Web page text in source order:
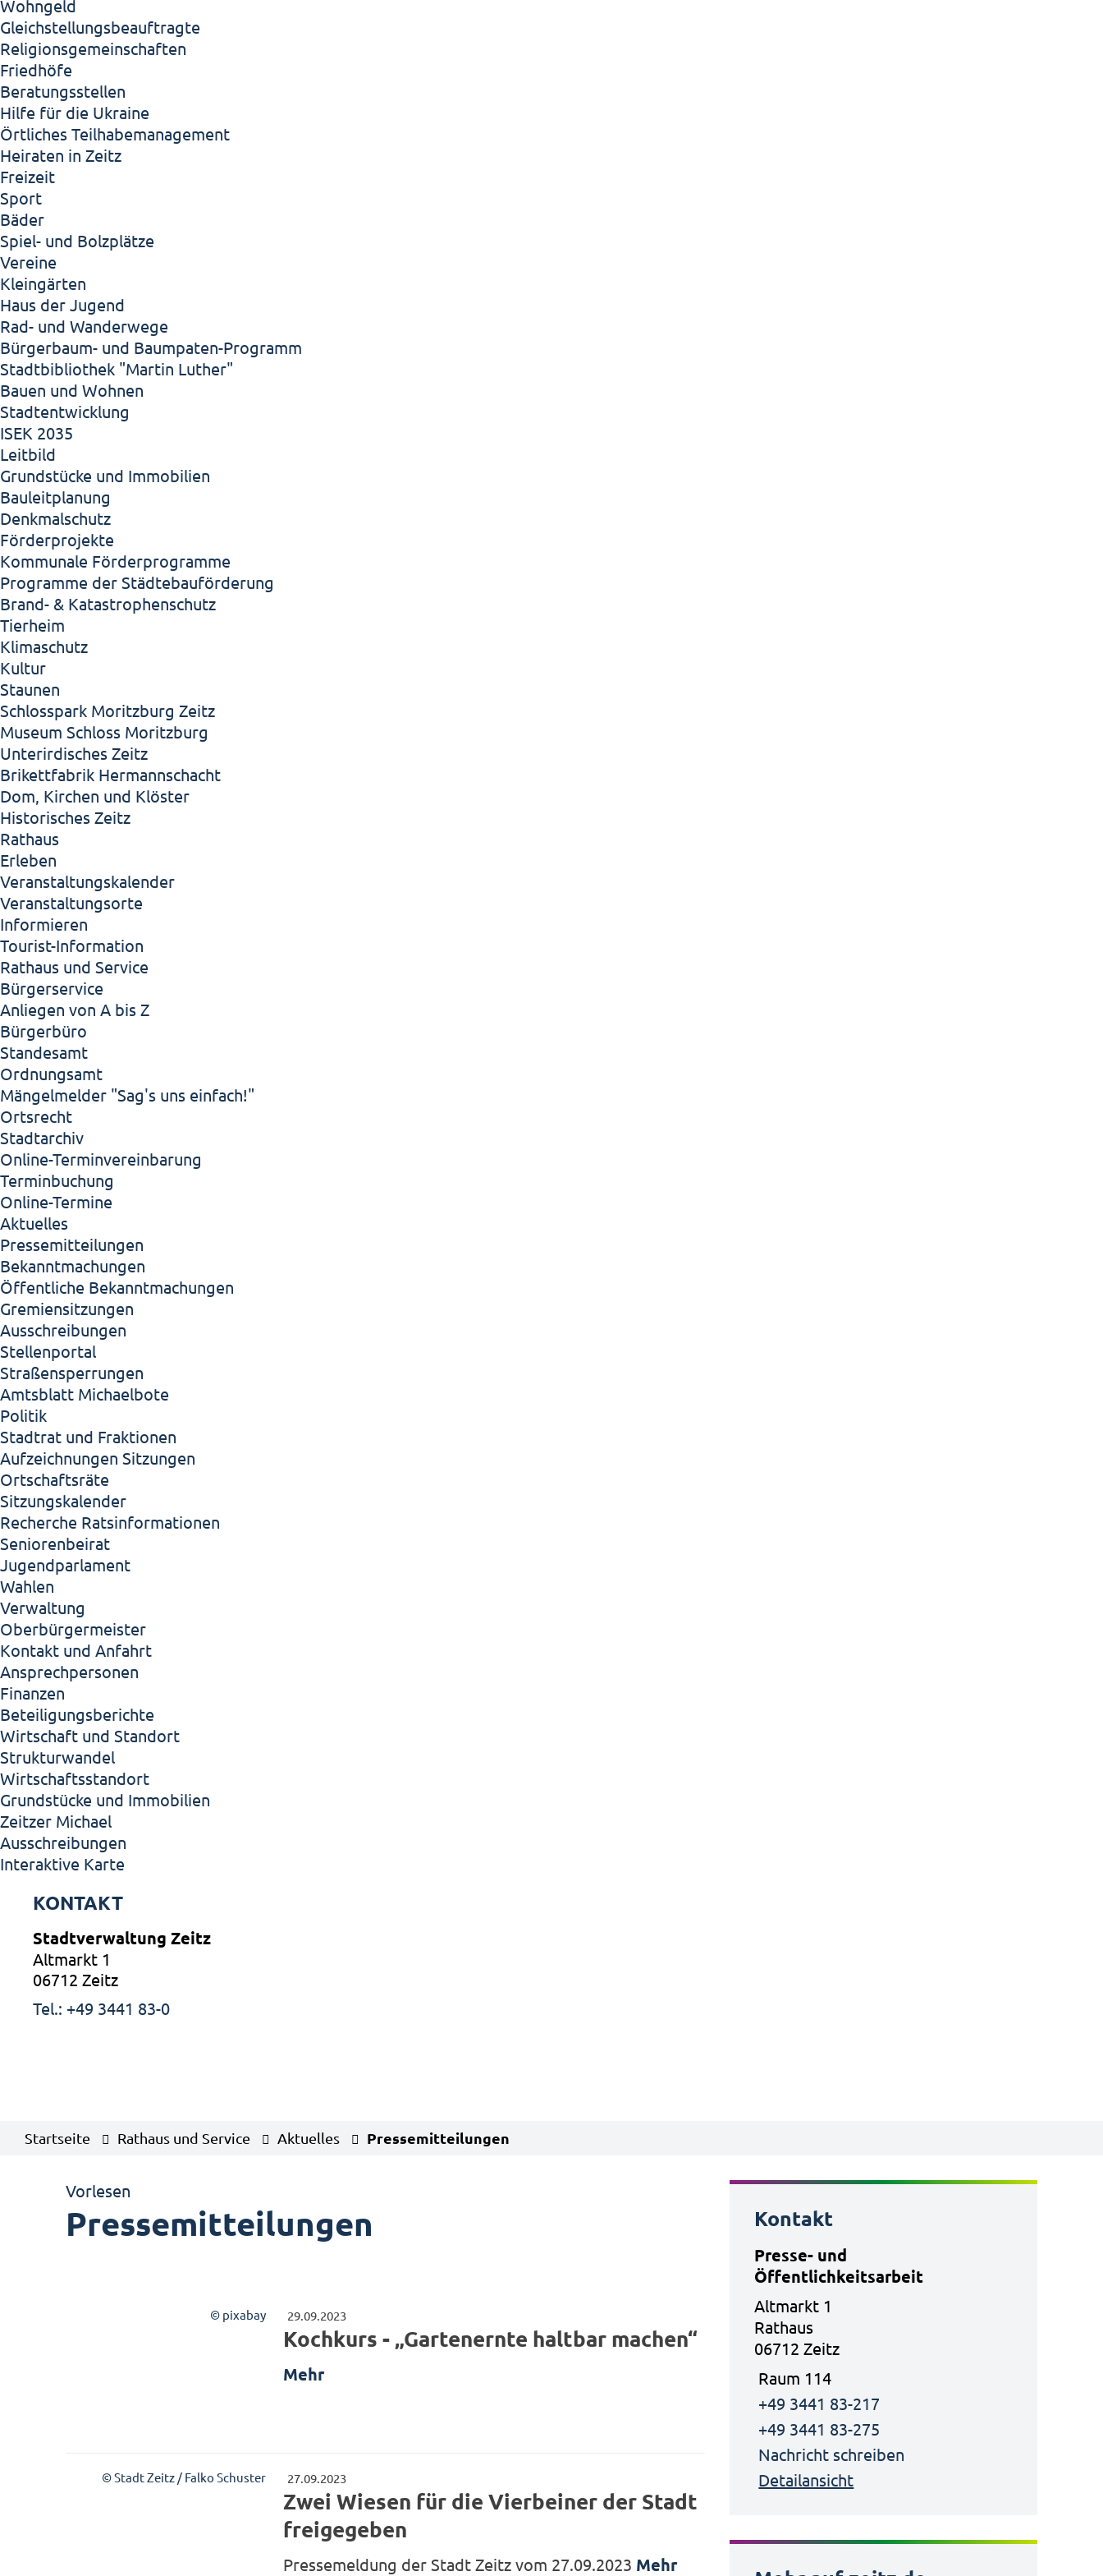
Wohngeld
Gleichstellungsbeauftragte
Religionsgemeinschaften
Friedhöfe
Beratungsstellen
Hilfe für die Ukraine
Örtliches Teilhabemanagement
Heiraten in Zeitz
Freizeit
Sport
Bäder
Spiel- und Bolzplätze
Vereine
Kleingärten
Haus der Jugend
Rad- und Wanderwege
Bürgerbaum- und Baumpaten-Programm
Stadtbibliothek "Martin Luther"
Bauen und Wohnen
Stadtentwicklung
ISEK 2035
Leitbild
Grundstücke und Immobilien
Bauleitplanung
Denkmalschutz
Förderprojekte
Kommunale Förderprogramme
Programme der Städtebauförderung
Brand- & Katastrophenschutz
Tierheim
Klimaschutz
Kultur
Staunen
Schlosspark Moritzburg Zeitz
Museum Schloss Moritzburg
Unterirdisches Zeitz
Brikettfabrik Hermannschacht
Dom, Kirchen und Klöster
Historisches Zeitz
Rathaus
Erleben
Veranstaltungskalender
Veranstaltungsorte
Informieren
Tourist-Information
Rathaus und Service
Bürgerservice
Anliegen von A bis Z
Bürgerbüro
Standesamt
Ordnungsamt
Mängelmelder "Sag's uns einfach!"
Ortsrecht
Stadtarchiv
Online-Terminvereinbarung
Terminbuchung
Online-Termine
Aktuelles
Pressemitteilungen
Bekanntmachungen
Öffentliche Bekanntmachungen
Gremiensitzungen
Ausschreibungen
Stellenportal
Straßensperrungen
Amtsblatt Michaelbote
Politik
Stadtrat und Fraktionen
Aufzeichnungen Sitzungen
Ortschaftsräte
Sitzungskalender
Recherche Ratsinformationen
Seniorenbeirat
Jugendparlament
Wahlen
Verwaltung
Oberbürgermeister
Kontakt und Anfahrt
Ansprechpersonen
Finanzen
Beteiligungsberichte
Wirtschaft und Standort
Strukturwandel
Wirtschaftsstandort
Grundstücke und Immobilien
Zeitzer Michael
Ausschreibungen
Interaktive Karte
KONTAKT
Stadtverwaltung Zeitz
Altmarkt 1
06712 Zeitz
Tel.: +49 3441 83-0
Startseite Rathaus und Service Aktuelles Pressemitteilungen
Vorlesen
Pressemitteilungen
© pixabay 29.09.2023
Kochkurs - „Gartenernte haltbar machen“
Mehr
© Stadt Zeitz / Falko Schuster 27.09.2023
Zwei Wiesen für die Vierbeiner der Stadt
freigegeben
Pressemeldung der Stadt Zeitz vom 27.09.2023 Mehr
Kontakt
Presse- und
Öffentlichkeitsarbeit
Altmarkt 1
Rathaus
06712 Zeitz
Raum 114
+49 3441 83-217
+49 3441 83-275
Nachricht schreiben
Detailansicht